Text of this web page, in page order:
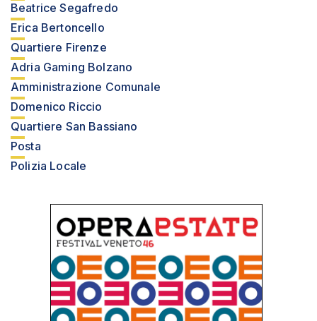
Beatrice Segafredo
Erica Bertoncello
Quartiere Firenze
Adria Gaming Bolzano
Amministrazione Comunale
Domenico Riccio
Quartiere San Bassiano
Posta
Polizia Locale